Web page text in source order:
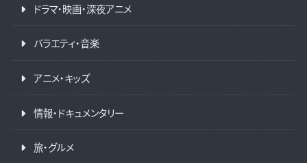
ドラマ・映画・深夜アニメ
バラエティ・音楽
アニメ・キッズ
情報・ドキュメンタリー
旅・グルメ